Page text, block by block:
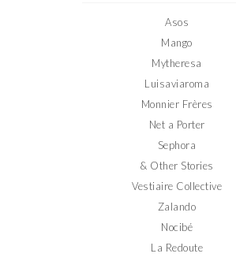
Asos
Mango
Mytheresa
Luisaviaroma
Monnier Frères
Net a Porter
Sephora
& Other Stories
Vestiaire Collective
Zalando
Nocibé
La Redoute